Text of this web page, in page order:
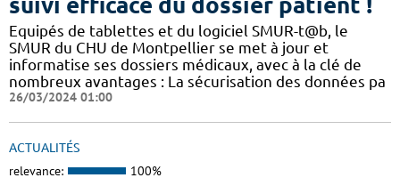
​​Equipés de tablettes et du logiciel SMUR-t@b, le
SMUR du CHU de Montpellier se met à jour et
informatise ses dossiers médicaux, avec à la clé de
nombreux avantages : ​​La sécurisation des données pa
26/03/2024 01:00
ACTUALITÉS
relevance: 100%